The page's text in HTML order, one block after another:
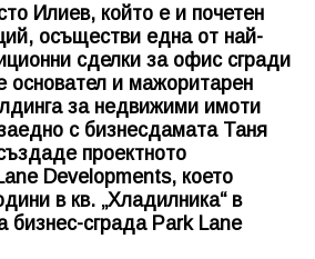
Илиев, който е и почетен
осъществи една от най-
сделки за офис сгради
и мажоритарен
за недвижими имоти
с бизнесдамата Таня
проектното
Developments, което
в кв. „Хладилника“ в
бизнес-сграда Park Lane